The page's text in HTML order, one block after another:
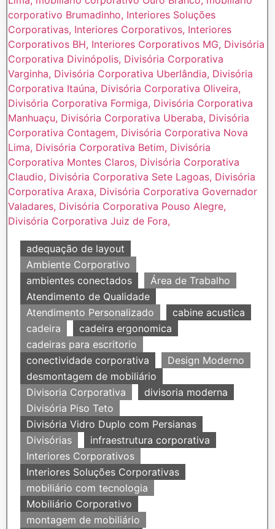
adequação de layout
Ambiente Corporativo
ambientes conectados
Área de Trabalho
Atendimento de Qualidade
Atendimento Personalizado
cabine acustica
cadeira
cadeira ergonomica
cadeiras para escritorio
conectividade corporativa
Design Moderno
desmontagem de mobiliário
Divisoria Corporativa
divisoria moderna
Divisória Piso Teto
Divisória Vidro Duplo com Persianas
Divisórias
infraestrutura corporativa
Interiores Corporativos
Interiores Soluções Corporativas
mobiliário com tecnologia
Mobiliário Corporativo
montagem de mobiliário